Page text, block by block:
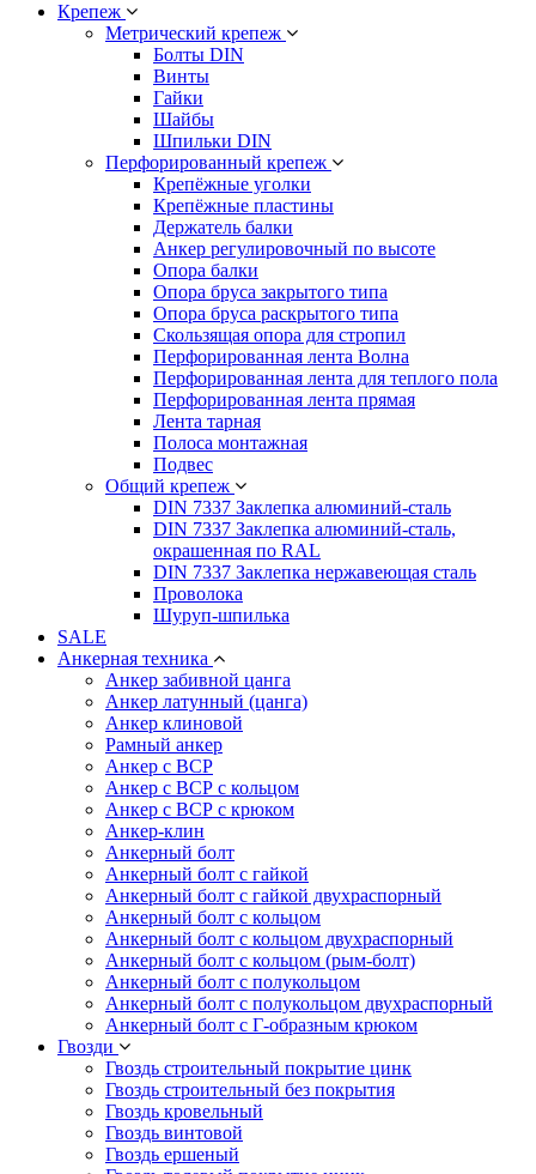
Крепеж
Метрический крепеж
Болты DIN
Винты
Гайки
Шайбы
Шпильки DIN
Перфорированный крепеж
Крепёжные уголки
Крепёжные пластины
Держатель балки
Анкер регулировочный по высоте
Опора балки
Опора бруса закрытого типа
Опора бруса раскрытого типа
Скользящая опора для стропил
Перфорированная лента Волна
Перфорированная лента для теплого пола
Перфорированная лента прямая
Лента тарная
Полоса монтажная
Подвес
Общий крепеж
DIN 7337 Заклепка алюминий-сталь
DIN 7337 Заклепка алюминий-сталь,
окрашенная по RAL
DIN 7337 Заклепка нержавеющая сталь
Проволока
Шуруп-шпилька
SALE
Анкерная техника
Анкер забивной цанга
Анкер латунный (цанга)
Анкер клиновой
Рамный анкер
Анкер с ВСР
Анкер с ВСР с кольцом
Анкер с ВСР с крюком
Анкер-клин
Анкерный болт
Анкерный болт с гайкой
Анкерный болт с гайкой двухраспорный
Анкерный болт с кольцом
Анкерный болт с кольцом двухраспорный
Анкерный болт с кольцом (рым-болт)
Анкерный болт с полукольцом
Анкерный болт с полукольцом двухраспорный
Анкерный болт с Г-образным крюком
Гвозди
Гвоздь строительный покрытие цинк
Гвоздь строительный без покрытия
Гвоздь кровельный
Гвоздь винтовой
Гвоздь ершеный